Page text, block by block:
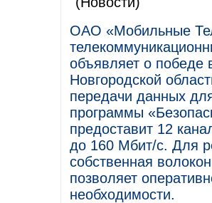
ОАО «Мобильные
объявляет о
Новгородской
передачи данных
программы
предоставит 12
до 160 Мбит/с. Для
собственная
позволяет
необходимости.